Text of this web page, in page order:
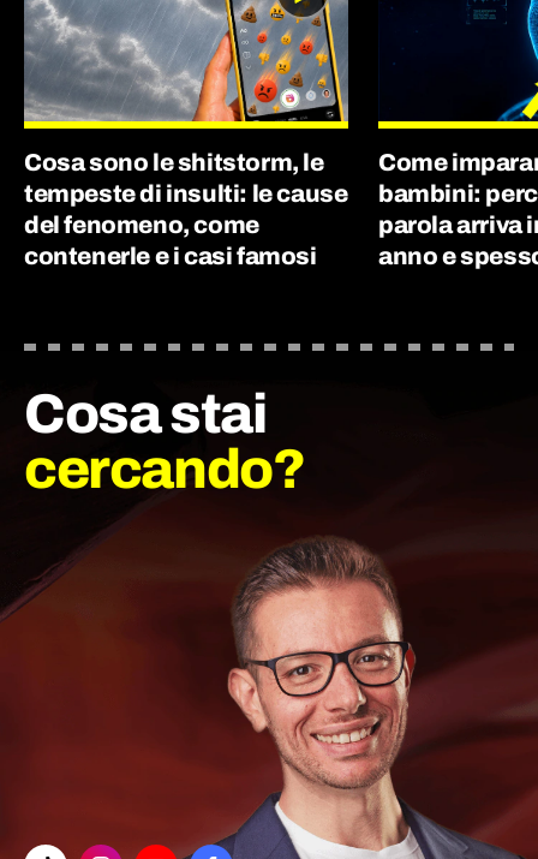
Cosa sono le shitstorm, le
tempeste di insulti: le cause
del fenomeno, come
contenerle e i casi famosi
Come
bambini:
parola arriva
anno e
Cosa stai
cercando?